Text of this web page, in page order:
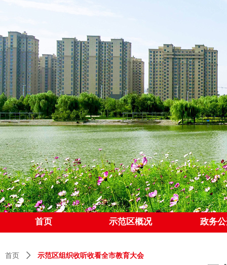
首页 示范区概况 政务
首页 ꄲ 示范区组织收听收看全市教育大会